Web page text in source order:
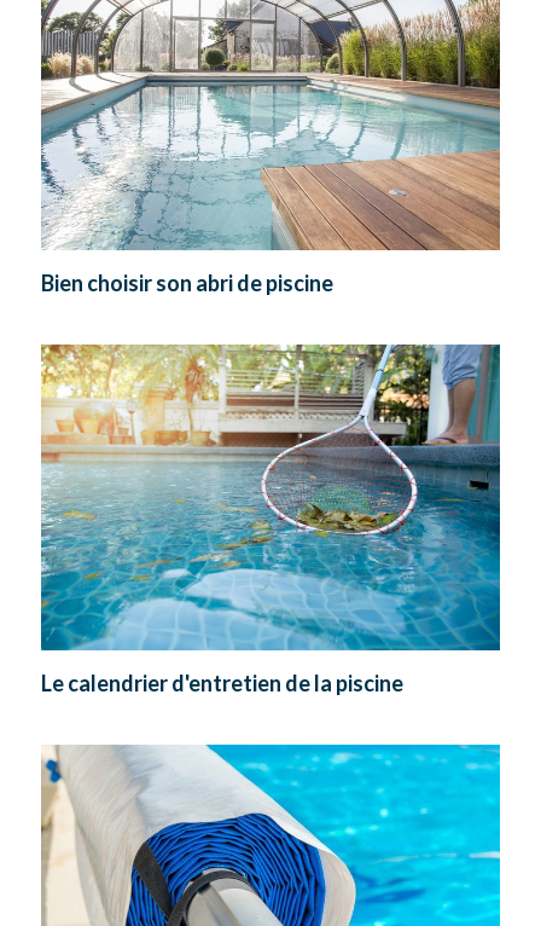
Bien choisir son abri de piscine
Le calendrier d'entretien de la piscine